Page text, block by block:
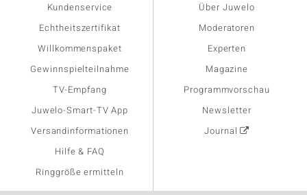
Kundenservice
Echtheitszertifikat
Willkommenspaket
Gewinnspielteilnahme
TV-Empfang
Juwelo-Smart-TV App
Versandinformationen
Hilfe & FAQ
Ringgröße ermitteln
Über Juwelo
Moderatoren
Experten
Magazine
Programmvorschau
Newsletter
Journal